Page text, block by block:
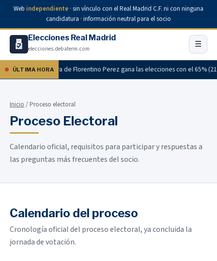
Web independiente · sin vínculo con el Real Madrid C.F. ni con ninguna
candidatura · información neutral para el socio
Elecciones Real Madrid
elecciones.debaterm.com
☰
ÚLTIMA HORA
la candidatura de Florentino Perez gana las elecciones con el 65%
Inicio / Proceso electoral
Proceso Electoral
Calendario oficial, requisitos para participar y respuestas a
las preguntas más frecuentes del socio.
Calendario del proceso
Cronología oficial del proceso electoral, ya concluida la
jornada de votación.